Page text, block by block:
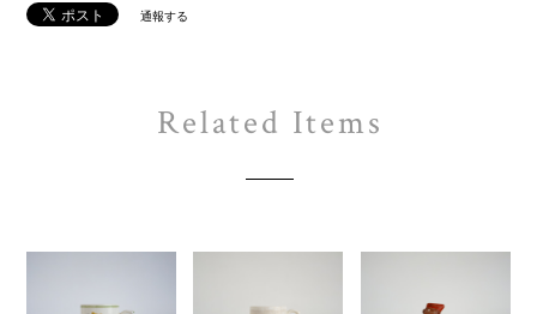
通報する
Related Items